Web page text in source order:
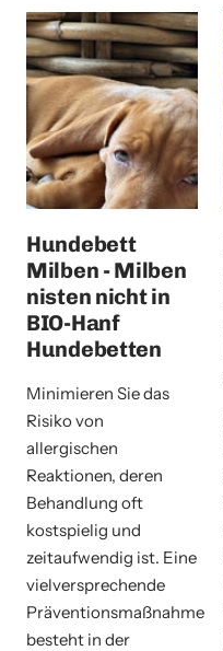
Hundebett
Milben - Milben
nisten nicht in
BIO-Hanf
Hundebetten
Minimieren Sie das
Risiko von
allergischen
Reaktionen, deren
Behandlung oft
kostspielig und
zeitaufwendig ist. Eine
vielversprechende
Präventionsmaßnahme
besteht in der